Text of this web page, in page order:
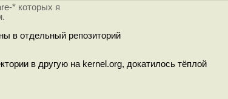
* которых я
в отдельный репозиторий
в другую на kernel.org, докатилось тёплой